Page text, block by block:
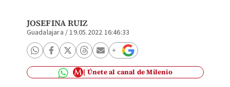
JOSEFINA RUIZ
Guadalajara /19.05.2022 16:46:33
Únete al canal de Milenio